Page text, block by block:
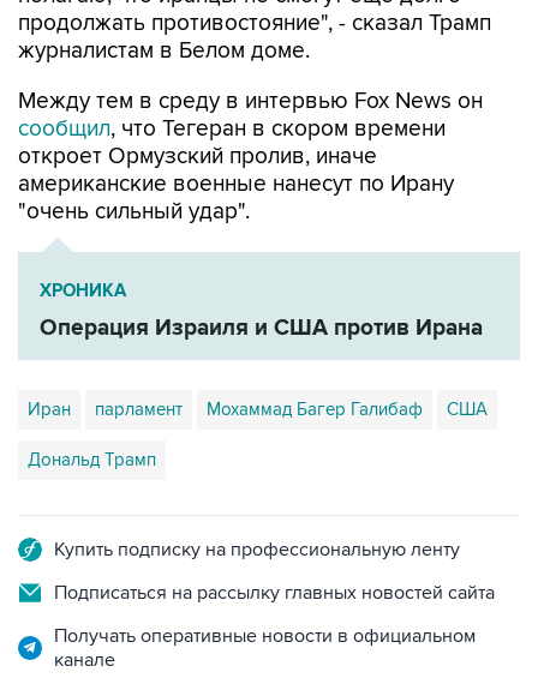
продолжать противостояние", - сказал Трамп
журналистам в Белом доме.
Между тем в среду в интервью Fox News он
сообщил, что Тегеран в скором времени
откроет Ормузский пролив, иначе
американские военные нанесут по Ирану
"очень сильный удар".
ХРОНИКА
Операция Израиля и США против Ирана
Иран парламент Мохаммад Багер Галибаф США
Дональд Трамп
Купить подписку на профессиональную ленту
Подписаться на рассылку главных новостей сайта
Получать оперативные новости в официальном
канале